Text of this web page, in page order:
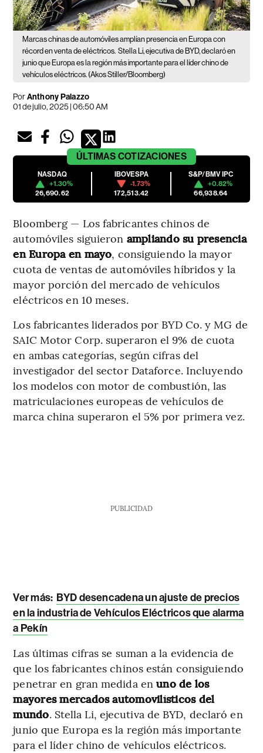
Marcas chinas de automóviles amplían presencia en Europa con
récord en venta de eléctricos. Stella Li, ejecutiva de BYD, declaró en
junio que Europa es la región más importante para el líder chino de
vehículos eléctricos. (Akos Stiller/Bloomberg)
PorAnthony Palazzo
01 de julio, 2025 | 06:50 AM
ÚLTIMAS COTIZACIONES
NASDAQ
+1.30%
26,690.62
IBOVESPA
-1.73%
172,513.42
S&P/BMV IPC
+0.82%
66,938.64
Bloomberg — Los fabricantes chinos de
automóviles siguieron ampliando su presencia
en Europa en mayo, consiguiendo la mayor
cuota de ventas de automóviles híbridos y la
mayor porción del mercado de vehículos
eléctricos en 10 meses.
Los fabricantes liderados por BYD Co. y MG de
SAIC Motor Corp. superaron el 9% de cuota
en ambas categorías, según cifras del
investigador del sector Dataforce. Incluyendo
los modelos con motor de combustión, las
matriculaciones europeas de vehículos de
marca china superaron el 5% por primera vez.
PUBLICIDAD
Ver más: BYD desencadena un ajuste de precios
en la industria de Vehículos Eléctricos que alarma
a Pekín
Las últimas cifras se suman a la evidencia de
que los fabricantes chinos están consiguiendo
penetrar en gran medida enuno de los
mayores mercados automovilísticos del
mundo. Stella Li, ejecutiva de BYD, declaró en
junio que Europa es la región más importante
para el líder chino de vehículos eléctricos.